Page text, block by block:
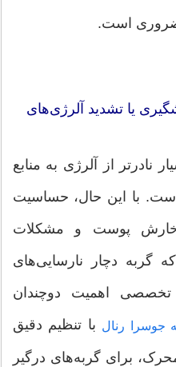
ضروری است.
یا تشدید آلرژی‌های
نادرتر از آلرژی به منابع
است. با این حال، حساسیت
خارش پوست و مشکلات
گربه دچار نارسایی‌های
اهمیت دوچندان
جوسرا رنال با تنظیم دقیق
برای گربه‌های درگیر